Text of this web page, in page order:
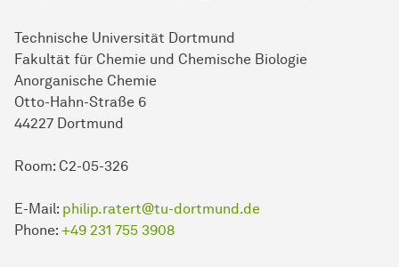
Technische Universität Dortmund
Fakultät für Chemie und Chemische Biologie
Anorganische Chemie
Otto-Hahn-Straße 6
44227 Dortmund
Room: C2-05-326
E-Mail: philip.ratert@tu-dortmund.de
Phone: +49 231 755 3908